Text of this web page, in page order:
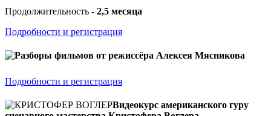
Продолжительность - 2,5 месяца
Подробности и регистрация
Разборы фильмов от режиссёра Алексея Мясникова
Подробности и регистрация
Видеокурс американского гуру